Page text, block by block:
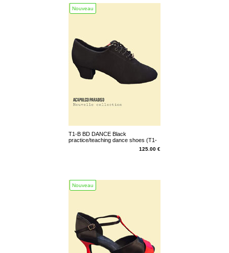
Nouveau
T1-B BD DANCE Black
practice/teaching dance shoes (T1-
125.00 €
Nouveau